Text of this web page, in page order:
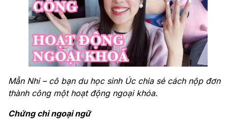
Mẫn Nhi – cô bạn du học sinh Úc chia sẻ cách nộp đơn
thành công một hoạt động ngoại khóa.
Chứng chỉ ngoại ngữ